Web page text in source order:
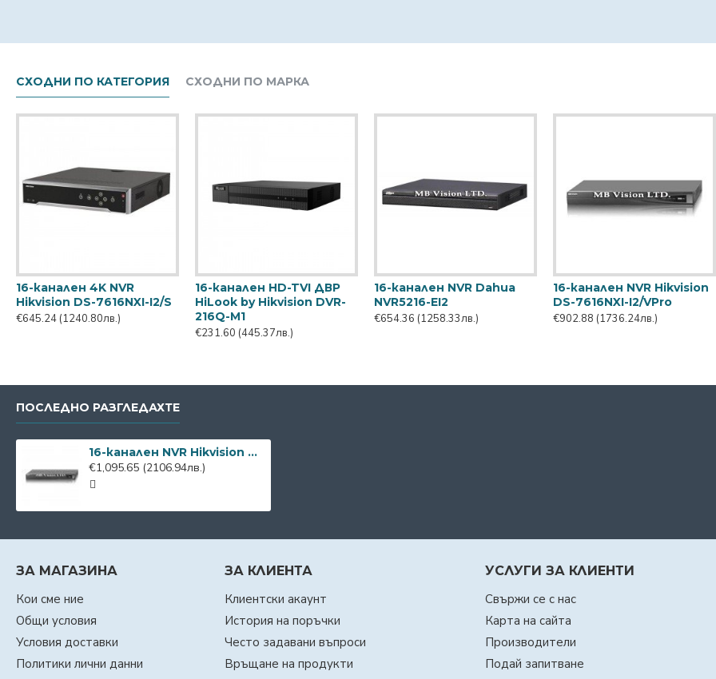
СХОДНИ ПО КАТЕГОРИЯ СХОДНИ ПО МАРКА
16-канален 4K NVR
Hikvision DS-7616NXI-I2/S
€645.24 (1240.80лв.)
16-канален HD-TVI ДВР
HiLook by Hikvision DVR-
216Q-M1
€231.60 (445.37лв.)
16-канален NVR Dahua
NVR5216-EI2
€654.36 (1258.33лв.)
16-канален NVR Hikvision
DS-7616NXI-I2/VPro
€902.88 (1736.24лв.)
ПОСЛЕДНО РАЗГЛЕДАХТЕ
16-канален NVR Hikvision DS-7716NXI-I4/VPro
€1,095.65 (2106.94лв.)
ЗА МАГАЗИНА
Кои сме ние
Общи условия
Условия доставки
Политики лични данни
ЗА КЛИЕНТА
Клиентски акаунт
История на поръчки
Често задавани въпроси
Връщане на продукти
УСЛУГИ ЗА КЛИЕНТИ
Свържи се с нас
Карта на сайта
Производители
Подай запитване